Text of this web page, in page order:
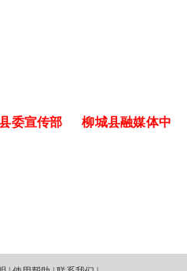
县委宣传部 柳城县融媒体中